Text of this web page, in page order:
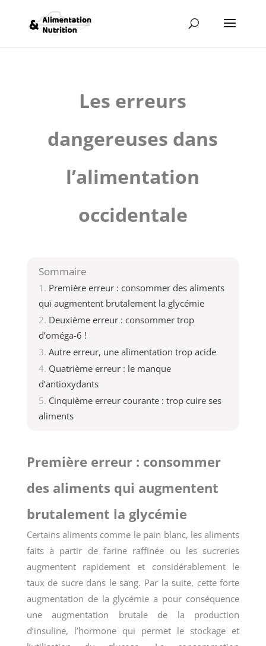
Les erreurs
dangereuses dans
l’alimentation
occidentale
Sommaire
Première erreur : consommer des aliments
qui augmentent brutalement la glycémie
Deuxième erreur : consommer trop
d’oméga-6 !
Autre erreur, une alimentation trop acide
Quatrième erreur : le manque
d’antioxydants
Cinquième erreur courante : trop cuire ses
aliments
Première erreur : consommer
des aliments qui augmentent
brutalement la glycémie
Certains aliments comme le pain blanc, les aliments
faits à partir de farine raffinée ou les sucreries
augmentent rapidement et considérablement le
taux de sucre dans le sang. Par la suite, cette forte
augmentation de la glycémie a pour conséquence
une augmentation brutale de la production
d’insuline, l’hormone qui permet le stockage et